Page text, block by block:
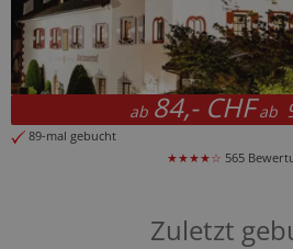
ab122,50
22-mal gebucht
★★★★☆
Zuletzt